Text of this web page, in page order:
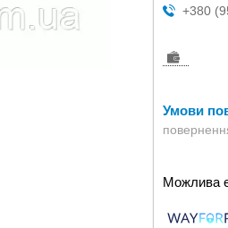
+380